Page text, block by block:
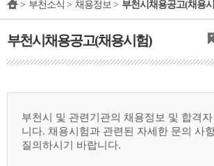
> 부천소식 > 채용정보 > 부천시채용공고(채용
부천시채용공고(채용시험)
부천시 및 관련기관의 채용정보 및 합격
니다. 채용시험과 관련된 자세한 문의 사
질의하시기 바랍니다.